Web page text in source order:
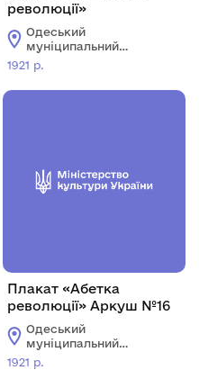
революції»
Одеський
муніципальний
музей особистих
колекцій імені О.В.
Блещунова
1921 р.
Плакат «Абетка
революції» Аркуш №16
Одеський
муніципальний
музей особистих
колекцій імені О.В.
1921 р.